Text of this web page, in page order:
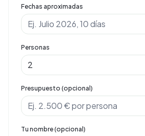
Fechas aproximadas
Personas
Presupuesto (opcional)
Tu nombre (opcional)